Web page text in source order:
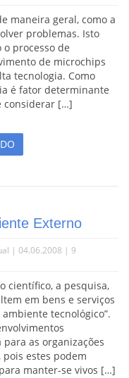
maneira geral, como a
problemas. Isto
processo de
de microchips
tecnologia. Como
é fator determinante
considerar […]
Externo
| 04.06.2008 | 9
científico, a pesquisa,
em bens e serviços
tecnológico”.
as organizações
estes podem
manter-se vivos […]